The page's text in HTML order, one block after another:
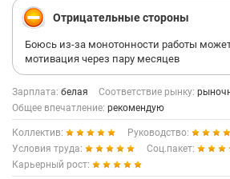
Отрицательные стороны
Боюсь из-за монотонности работы
мотивация через пару месяцев
Зарплата: белая Соответствие рынку:
Общее впечатление: рекомендую
Коллектив:
Руководство:
Условия труда:
Соц.пакет:
Карьерный рост: